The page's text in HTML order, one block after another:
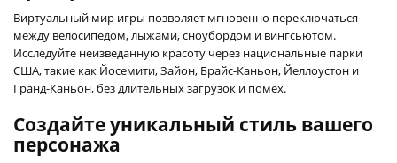
Виртуальный мир игры позволяет мгновенно переключаться
между велосипедом, лыжами, сноубордом и вингсьютом.
Исследуйте неизведанную красоту через национальные парки
США, такие как Йосемити, Зайон, Брайс-Каньон, Йеллоустон и
Гранд-Каньон, без длительных загрузок и помех.
Создайте уникальный стиль вашего
персонажа